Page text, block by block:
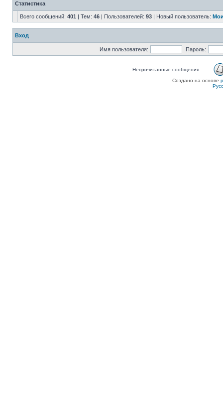
Статистика
Всего сообщений: 401 | Тем: 46 | Пользователей: 93 | Новый пользователь:
Вход
Имя пользователя: Пароль:
Непрочитанные сообщения
Создано на основе